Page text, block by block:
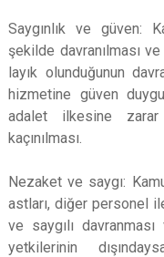
Saygınlık ve güven:
şekilde davranılması
layık olunduğunun
hizmetine güven
adalet ilkesine zarar
kaçınılması.
Nezaket ve saygı:
astları, diğer personel
ve saygılı
yetkilerinin